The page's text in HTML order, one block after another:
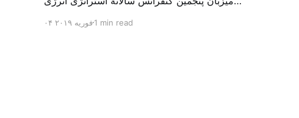
الشرق الاوسط، حدود ۳۰۰ متخصص از شرکت‌های
۰۴ فوریه ۲۰۱۹1 min read